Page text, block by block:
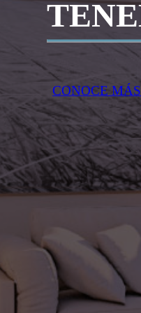
CONOCE MÁS